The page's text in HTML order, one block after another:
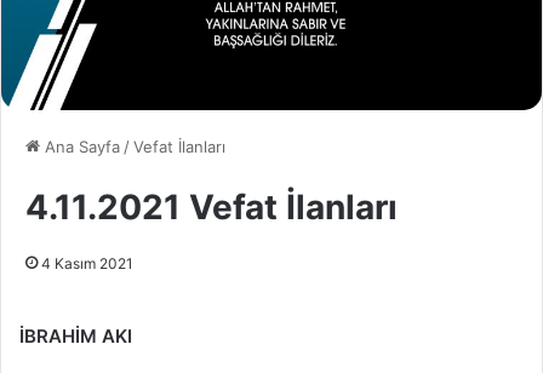
Ana Sayfa /Vefat İlanları
4.11.2021 Vefat İlanları
4 Kasım 2021
İBRAHİM AKI